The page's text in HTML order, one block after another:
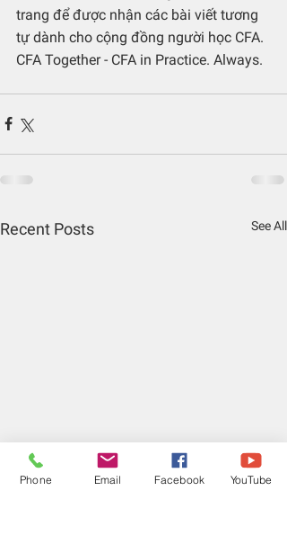
trang để được nhận các bài viết tương
tự dành cho cộng đồng người học CFA.
CFA Together - CFA in Practice. Always.
Recent Posts See All
Phone Email Facebook YouTube